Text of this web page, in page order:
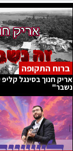
ברוח התקופה
אריק חנוך בסינגל קליפ
נשבר"